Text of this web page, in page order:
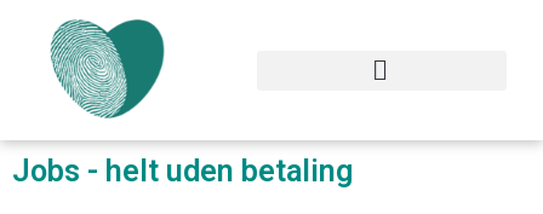
indholdet
Jobs - helt uden betaling